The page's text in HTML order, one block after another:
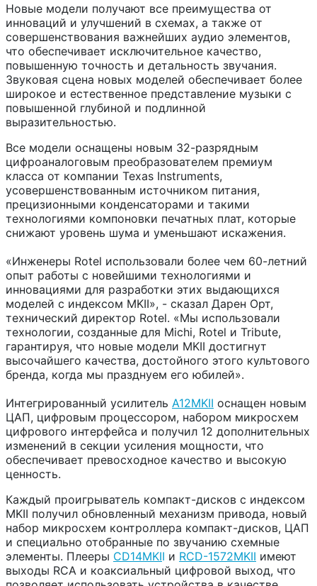
Новые модели получают все преимущества от
инноваций и улучшений в схемах, а также от
совершенствования важнейших аудио элементов,
что обеспечивает исключительное качество,
повышенную точность и детальность звучания.
Звуковая сцена новых моделей обеспечивает более
широкое и естественное представление музыки с
повышенной глубиной и подлинной
выразительностью.
Все модели оснащены новым 32-разрядным
цифроаналоговым преобразователем премиум
класса от компании Texas Instruments,
усовершенствованным источником питания,
прецизионными конденсаторами и такими
технологиями компоновки печатных плат, которые
снижают уровень шума и уменьшают искажения.
«Инженеры Rotel использовали более чем 60-летний
опыт работы с новейшими технологиями и
инновациями для разработки этих выдающихся
моделей с индексом MKII», - сказал Дарен Орт,
технический директор Rotel. «Мы использовали
технологии, созданные для Michi, Rotel и Tribute,
гарантируя, что новые модели MKII достигнут
высочайшего качества, достойного этого культового
бренда, когда мы празднуем его юбилей».
Интегрированный усилитель A12MKII оснащен новым
ЦАП, цифровым процессором, набором микросхем
цифрового интерфейса и получил 12 дополнительных
изменений в секции усиления мощности, что
обеспечивает превосходное качество и высокую
ценность.
Каждый проигрыватель компакт-дисков с индексом
MKII получил обновленный механизм привода, новый
набор микросхем контроллера компакт-дисков, ЦАП
и специально отобранные по звучанию схемные
элементы. Плееры CD14MKII и RCD-1572MKII имеют
выходы RCA и коаксиальный цифровой выход, что